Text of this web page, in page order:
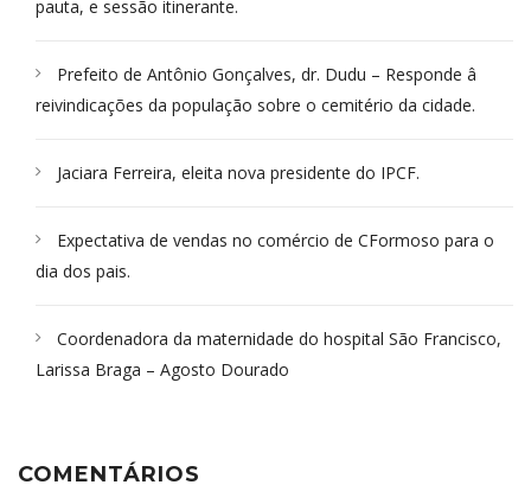
pauta, e sessão itinerante.
Prefeito de Antônio Gonçalves, dr. Dudu – Responde â
reivindicações da população sobre o cemitério da cidade.
Jaciara Ferreira, eleita nova presidente do IPCF.
Expectativa de vendas no comércio de CFormoso para o
dia dos pais.
Coordenadora da maternidade do hospital São Francisco,
Larissa Braga – Agosto Dourado
COMENTÁRIOS